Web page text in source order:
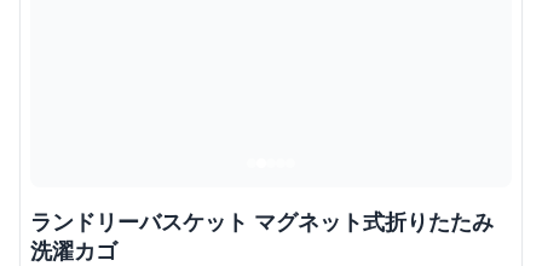
ランドリーバスケット マグネット式折りたたみ
洗濯カゴ